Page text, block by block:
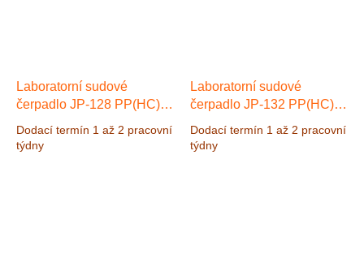
Laboratorní sudové
čerpadlo JP-128 PP(HC)
Dodací termín 1 až 2 pracovní
týdny
Laboratorní sudové
čerpadlo JP-132 PP(HC)
Dodací termín 1 až 2 pracovní
týdny